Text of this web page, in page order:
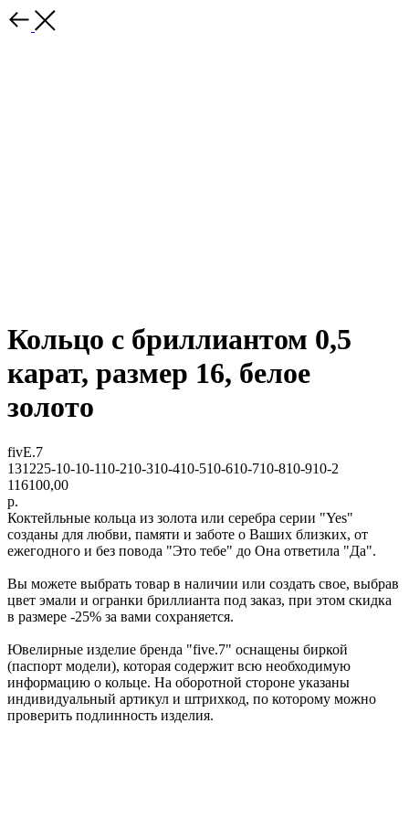
Кольцо с бриллиантом 0,5
карат, размер 16, белое
золото
fivE.7
131225-10-10-110-210-310-410-510-610-710-810-910-2
116100,00
р.
Коктейльные кольца из золота или серебра серии "Yes"
созданы для любви, памяти и заботе о Ваших близких, от
ежегодного и без повода "Это тебе" до Она ответила "Да".
Вы можете выбрать товар в наличии или создать свое, выбрав
цвет эмали и огранки бриллианта под заказ, при этом скидка
в размере -25% за вами сохраняется.
Ювелирные изделие бренда "five.7" оснащены биркой
(паспорт модели), которая содержит всю необходимую
информацию о кольце. На оборотной стороне указаны
индивидуальный артикул и штрихкод, по которому можно
проверить подлинность изделия.